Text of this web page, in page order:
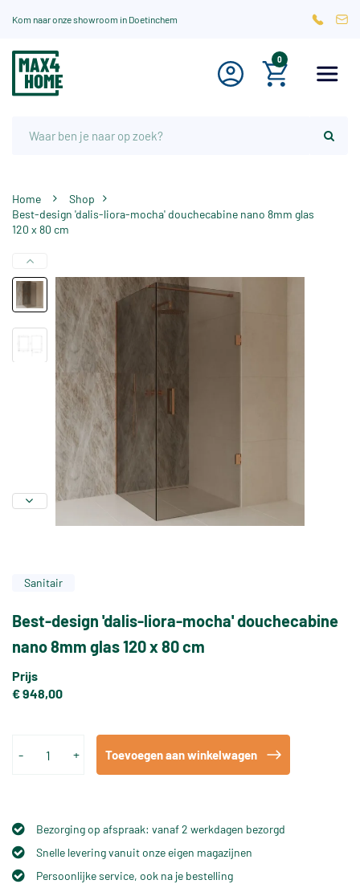
Kom naar onze showroom in Doetinchem
0
Home
Shop
Best-design 'dalis-liora-mocha' douchecabine nano 8mm glas
120 x 80 cm
Sanitair
Best-design 'dalis-liora-mocha' douchecabine
nano 8mm glas 120 x 80 cm
Prijs
€ 948,00
- + Toevoegen aan winkelwagen
Bezorging op afspraak: vanaf 2 werkdagen bezorgd
Snelle levering vanuit onze eigen magazijnen
Persoonlijke service, ook na je bestelling